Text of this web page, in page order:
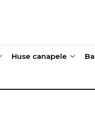
Huse canapele